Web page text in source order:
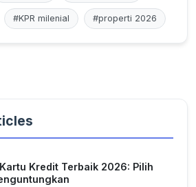
#KPR milenial #properti 2026
Kredit Terbaik 2026: Pilih